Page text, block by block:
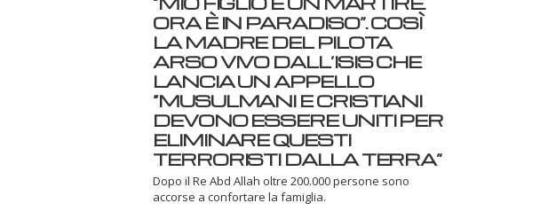
ORA È IN PARADISO”. COSÌ
LA MADRE DEL PILOTA
ARSO VIVO DALL’ISIS CHE
LANCIA UN APPELLO
“MUSULMANI E CRISTIANI
DEVONO ESSERE UNITI PER
ELIMINARE QUESTI
TERRORISTI DALLA TERRA”
Dopo il Re Abd Allah oltre 200.000 persone sono
accorse a confortare la famiglia.